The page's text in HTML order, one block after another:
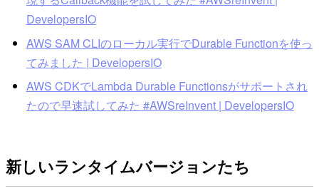
DevelopersIO
AWS SAM CLIのローカル実行でDurable Functionを使っ
てみました | DevelopersIO
AWS CDKでLambda Durable Functionsがサポートされ
たので早速試してみた #AWSreInvent | DevelopersIO
新しいランタイムバージョンたち